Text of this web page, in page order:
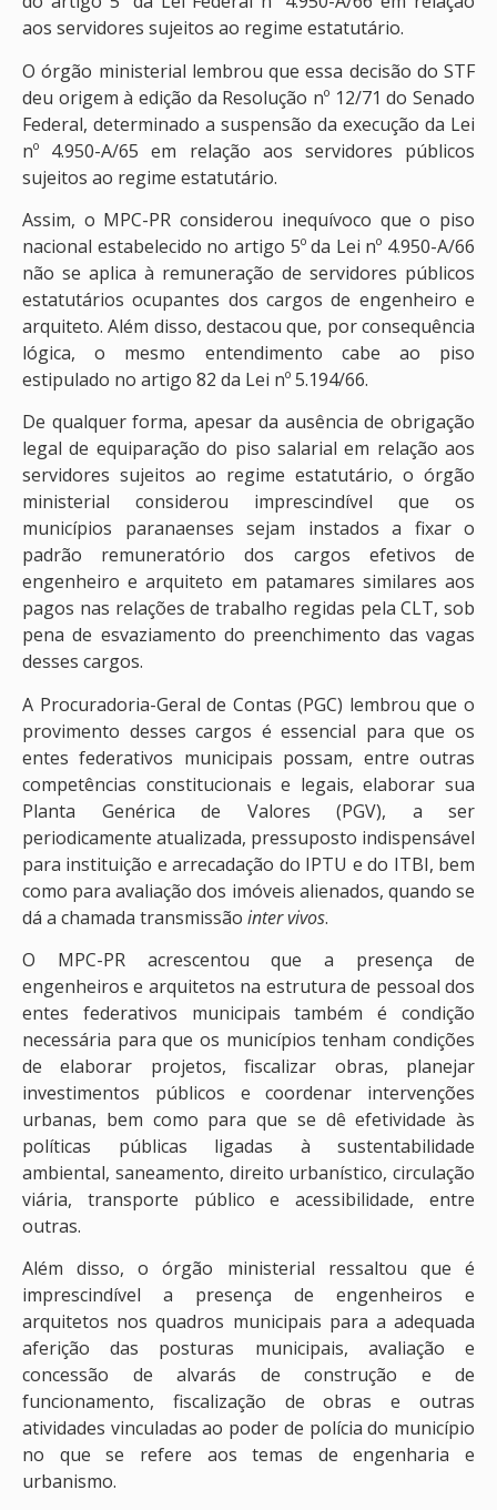
aos servidores sujeitos ao regime estatutário.
O órgão ministerial lembrou que essa decisão do STF
deu origem à edição da Resolução nº 12/71 do Senado
Federal, determinado a suspensão da execução da Lei
nº 4.950-A/65 em relação aos servidores públicos
sujeitos ao regime estatutário.
Assim, o MPC-PR considerou inequívoco que o piso
nacional estabelecido no artigo 5º da Lei nº 4.950-A/66
não se aplica à remuneração de servidores públicos
estatutários ocupantes dos cargos de engenheiro e
arquiteto. Além disso, destacou que, por consequência
lógica, o mesmo entendimento cabe ao piso
estipulado no artigo 82 da Lei nº 5.194/66.
De qualquer forma, apesar da ausência de obrigação
legal de equiparação do piso salarial em relação aos
servidores sujeitos ao regime estatutário, o órgão
ministerial considerou imprescindível que os
municípios paranaenses sejam instados a fixar o
padrão remuneratório dos cargos efetivos de
engenheiro e arquiteto em patamares similares aos
pagos nas relações de trabalho regidas pela CLT, sob
pena de esvaziamento do preenchimento das vagas
desses cargos.
A Procuradoria-Geral de Contas (PGC) lembrou que o
provimento desses cargos é essencial para que os
entes federativos municipais possam, entre outras
competências constitucionais e legais, elaborar sua
Planta Genérica de Valores (PGV), a ser
periodicamente atualizada, pressuposto indispensável
para instituição e arrecadação do IPTU e do ITBI, bem
como para avaliação dos imóveis alienados, quando se
dá a chamada transmissão inter vivos.
O MPC-PR acrescentou que a presença de
engenheiros e arquitetos na estrutura de pessoal dos
entes federativos municipais também é condição
necessária para que os municípios tenham condições
de elaborar projetos, fiscalizar obras, planejar
investimentos públicos e coordenar intervenções
urbanas, bem como para que se dê efetividade às
políticas públicas ligadas à sustentabilidade
ambiental, saneamento, direito urbanístico, circulação
viária, transporte público e acessibilidade, entre
outras.
Além disso, o órgão ministerial ressaltou que é
imprescindível a presença de engenheiros e
arquitetos nos quadros municipais para a adequada
aferição das posturas municipais, avaliação e
concessão de alvarás de construção e de
funcionamento, fiscalização de obras e outras
atividades vinculadas ao poder de polícia do município
no que se refere aos temas de engenharia e
urbanismo.